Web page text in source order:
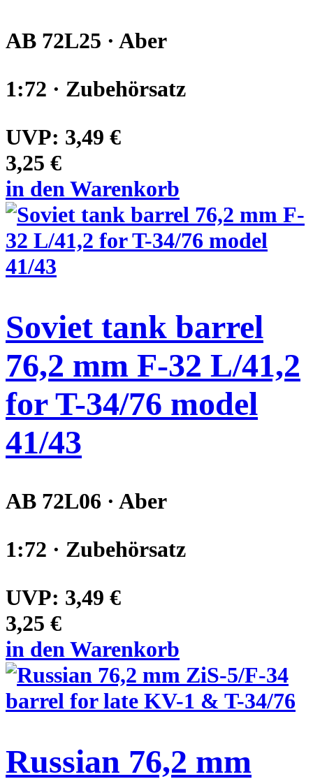
AB 72L25 · Aber
1:72 · Zubehörsatz
UVP: 3,49 €
3,25 €
in den Warenkorb
Soviet tank barrel
76,2 mm F-32 L/41,2
for T-34/76 model
41/43
AB 72L06 · Aber
1:72 · Zubehörsatz
UVP: 3,49 €
3,25 €
in den Warenkorb
Russian 76,2 mm